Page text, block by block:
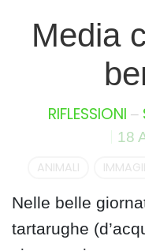
Media
RIFLESSIONI –
18
ANIMALI
Nelle belle
tartarughe